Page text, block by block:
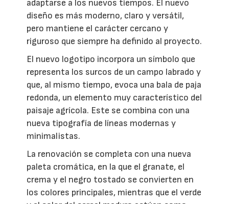
adaptarse a los nuevos tiempos. El nuevo
diseño es más moderno, claro y versátil,
pero mantiene el carácter cercano y
riguroso que siempre ha definido al proyecto.
El nuevo logotipo incorpora un símbolo que
representa los surcos de un campo labrado y
que, al mismo tiempo, evoca una bala de paja
redonda, un elemento muy característico del
paisaje agrícola. Este se combina con una
nueva tipografía de líneas modernas y
minimalistas.
La renovación se completa con una nueva
paleta cromática, en la que el granate, el
crema y el negro tostado se convierten en
los colores principales, mientras que el verde